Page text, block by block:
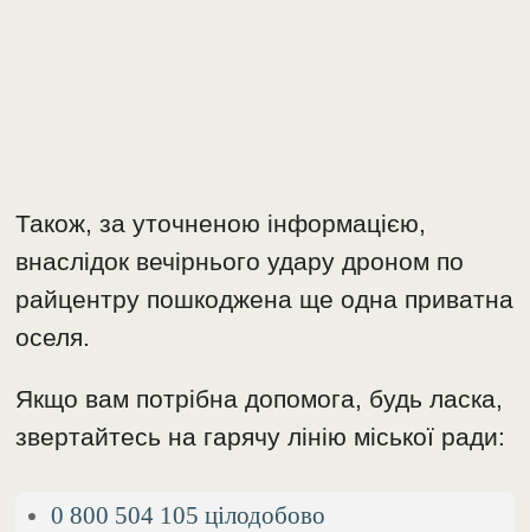
Також, за уточненою інформацією,
внаслідок вечірнього удару дроном по
райцентру пошкоджена ще одна приватна
оселя.
Якщо вам потрібна допомога, будь ласка,
звертайтесь на гарячу лінію міської ради:
0 800 504 105 цілодобово